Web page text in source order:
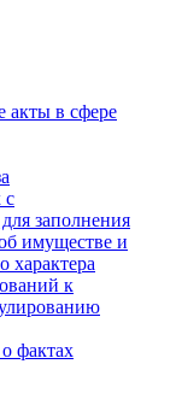
в сфере
с
заполнения
имуществе и
характера
к
фактах